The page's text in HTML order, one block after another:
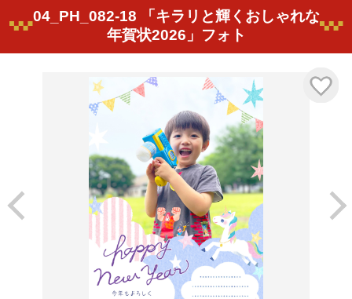
04_PH_082-18 「キラリと輝くおしゃれな
年賀状2026」フォト